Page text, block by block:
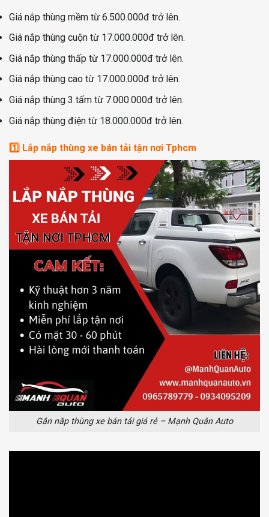
Giá nắp thùng mềm từ 6.500.000đ trở lên.
Giá nắp thùng cuộn từ 17.000.000đ trở lên.
Giá nắp thùng thấp từ 17.000.000đ trở lên.
Giá nắp thùng cao từ 17.000.000đ trở lên.
Giá nắp thùng 3 tấm từ 7.000.000đ trở lên.
Giá nắp thùng điện từ 18.000.000đ trở lên.
1️⃣ Lắp nắp thùng xe bán tải tận nơi Tphcm
Gắn năp thùng xe bán tải giá rẻ – Mạnh Quân Auto